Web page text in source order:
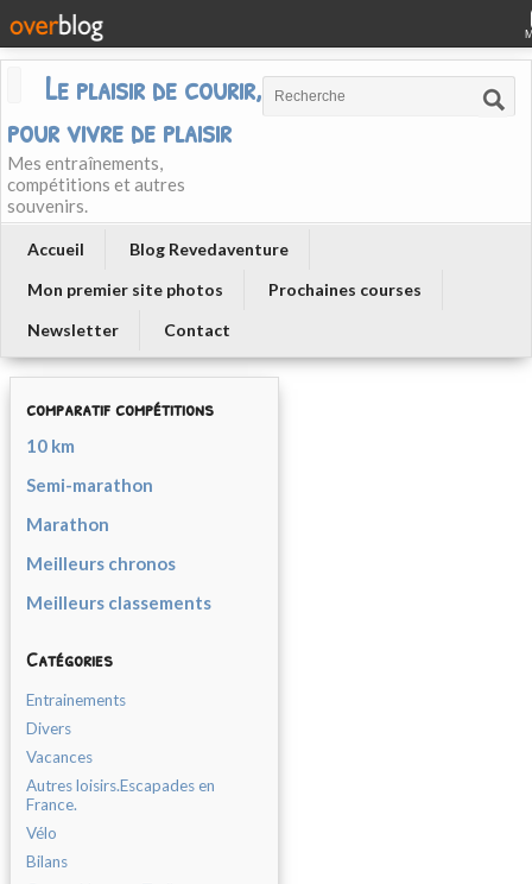
Le plaisir de courir, courir
pour vivre de plaisir
Mes entraînements,
compétitions et autres
souvenirs.
Accueil
Blog Revedaventure
Mon premier site photos
Prochaines courses
Newsletter
Contact
comparatif compétitions
10 km
Semi-marathon
Marathon
Meilleurs chronos
Meilleurs classements
Catégories
Entrainements
Divers
Vacances
Autres loisirs.Escapades en
France.
Vélo
Bilans